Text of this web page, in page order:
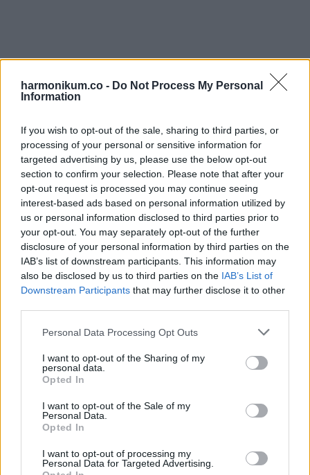
harmonikum.co - Do Not Process My Personal
Information
If you wish to opt-out of the sale, sharing to third parties, or
processing of your personal or sensitive information for
targeted advertising by us, please use the below opt-out
section to confirm your selection. Please note that after your
opt-out request is processed you may continue seeing
interest-based ads based on personal information utilized by
us or personal information disclosed to third parties prior to
your opt-out. You may separately opt-out of the further
disclosure of your personal information by third parties on the
IAB’s list of downstream participants. This information may
also be disclosed by us to third parties on the IAB’s List of
Downstream Participants that may further disclose it to other
Please note that this website/app uses one or more Google
not limited to your visit or usage behaviour. You may click to
grant or deny consent to Google and its third-party tags to
use your data for below specified purposes in below Google
consent section.
Personal Data Processing Opt Outs
I want to opt-out of the Sharing of my
personal data.
Opted In
I want to opt-out of the Sale of my
Personal Data.
Opted In
I want to opt-out of processing my
Personal Data for Targeted Advertising.
Oszd meg ezt a posztot:
WhatsappRedditShare
Email
ELŐZŐ POSZT
Egy özvegy férfihoz mentem hozzá, akinek
két kislánya volt. Aztán egyik nap az
hol lakik anyu?”, és a pincéhez vezetett